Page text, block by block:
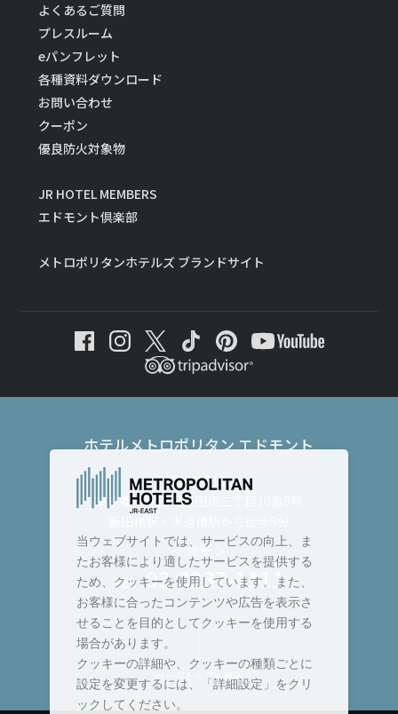
よくあるご質問
プレスルーム
eパンフレット
各種資料ダウンロード
お問い合わせ
クーポン
優良防火対象物
JR HOTEL MEMBERS
エドモント倶楽部
メトロポリタンホテルズ ブランドサイト
ホテルメトロポリタン エドモント
〒102-8130
東京都千代田区飯田橋三丁目10番8号
＜ 代表 ＞
TEL :03-3237-1111
ページトップへ戻る
当ウェブサイトでは、サービスの向上、ま
たお客様により適したサービスを提供する
ため、クッキーを使用しています。また、
お客様に合ったコンテンツや広告を表示さ
せることを目的としてクッキーを使用する
場合があります。
クッキーの詳細や、クッキーの種類ごとに
設定を変更するには、「詳細設定」をクリ
ックしてください。